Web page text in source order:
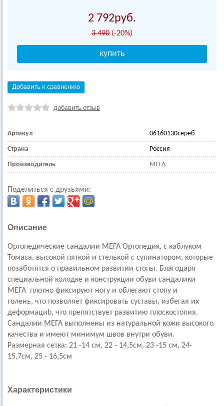
2 792
3 490 (-20%)
Добавить к сравнению
добавить отзыв
Артикул 06160130сереб
Страна Россия
Производитель МЕГА
Поделиться с друзьями:
Описание
Ортопедические сандалии МЕГА Ортопедик, с каблуком
Томаса, высокой пяткой и стелькой с супинатором, которые
позаботятся о правильном развитии стопы. Благодаря
специальной колодке и конструкции обуви сандалики
МЕГА плотно фиксируют ногу и облегают стопу и
голень, что позволяет фиксировать суставы, избегая их
деформациb, что препятствует развитию плоскостопия.
Сандалии МЕГА выполнены из натуральной кожи высокого
качества и имеют минимум швов внутри обуви.
Размерная сетка: 21 -14 см, 22 - 14,5см, 23 -15 см, 24-
15,7см, 25 - 16,5см
Характеристики